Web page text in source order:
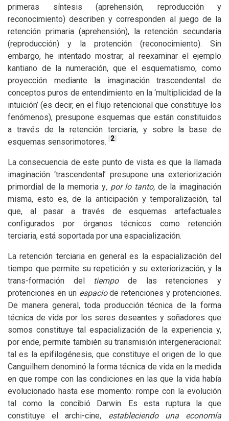
primeras síntesis (aprehensión, reproducción y
reconocimiento) describen y corresponden al juego de la
retención primaria (aprehensión), la retención secundaria
(reproducción) y la protención (reconocimiento). Sin
embargo, he intentado mostrar, al reexaminar el ejemplo
kantiano de la numeración, que el esquematismo, como
proyección mediante la imaginación trascendental de
conceptos puros de entendimiento en la ‘multiplicidad de la
intuición’ (es decir, en el flujo retencional que constituye los
fenómenos), presupone esquemas que están constituidos
a través de la retención terciaria, y sobre la base de
esquemas sensorimotores.
2
La consecuencia de este punto de vista es que la llamada
imaginación ‘trascendental’ presupone una exteriorización
primordial de la memoria y, por lo tanto,de la imaginación
misma, esto es, de la anticipación y temporalización, tal
que, al pasar a través de esquemas artefactuales
configurados por órganos técnicos como retención
terciaria, está soportada por una espacialización.
La retención terciaria en general es la espacialización del
tiempo que permite su repetición y su exteriorización, y la
trans-formación del tiempode las retenciones y
protenciones en un espaciode retenciones y protenciones.
De manera general, toda producción técnica de la forma
técnica de vida por los seres deseantes y soñadores que
somos constituye tal espacialización de la experiencia y,
por ende, permite también su transmisión intergeneracional:
tal es la epifilogénesis, que constituye el origen de lo que
Canguilhem denominó la forma técnica de vida en la medida
en que rompe con las condiciones en las que la vida había
evolucionado hasta ese momento: rompe con la evolución
tal como la concibió Darwin. Es esta ruptura la que
constituye el archi-cine, estableciendo una economía